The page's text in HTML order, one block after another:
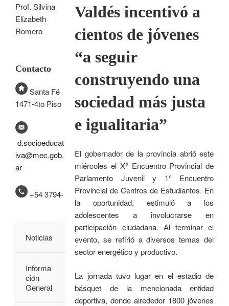
Valdés incentivó a
cientos de jóvenes
“a seguir
construyendo una
sociedad más justa
e igualitaria”
El gobernador de la provincia abrió este
miércoles el X° Encuentro Provincial de
Parlamento Juvenil y 1° Encuentro
Provincial de Centros de Estudiantes. En
la oportunidad, estimuló a los
adolescentes a involucrarse en
participación ciudadana. Al terminar el
evento, se refirió a diversos temas del
sector energético y productivo.
La jornada tuvo lugar en el estadio de
básquet de la mencionada entidad
deportiva, donde alrededor 1800 jóvenes
Prof. Silvina
Elizabeth
Romero
Contacto
Santa Fé
1471-4to Piso
d.socioeducat
iva@mec.gob.
ar
+54 3794-
Noticias
Informa
ción
General